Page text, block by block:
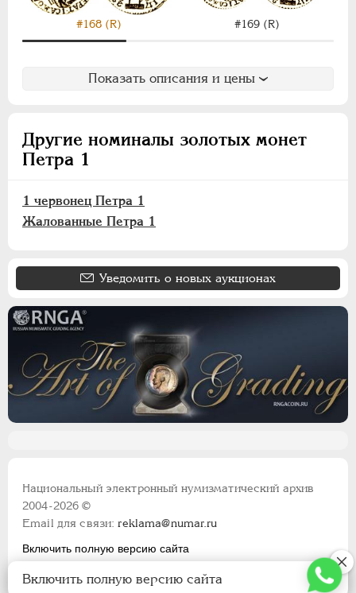
#168 (R) #169 (R)
Показать описания и цены
Другие номиналы золотых монет
Петра 1
1 червонец Петра 1
Жалованные Петра 1
Уведомить о новых аукционах
Национальный электронный нумизматический архив
2004-2026 ©
Email для связи:reklama@numar.ru
Включить полную версию сайта
Включить полную версию сайта